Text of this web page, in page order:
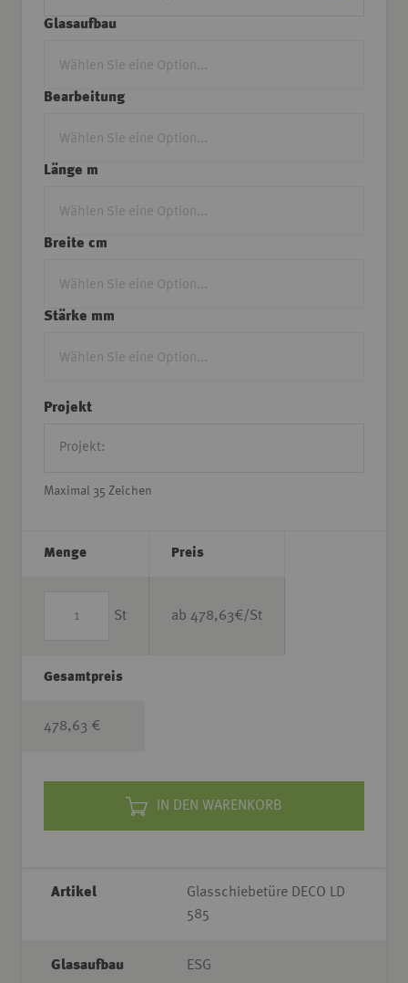
Glasaufbau
Bearbeitung
Länge m
Breite cm
Stärke mm
Projekt
Maximal 35 Zeichen
Menge
St
Preis
ab 478,63€/St
Gesamtpreis
478,63 €
IN DEN WARENKORB
Artikel
Glasschiebetüre DECO LD
585
Glasaufbau ESG